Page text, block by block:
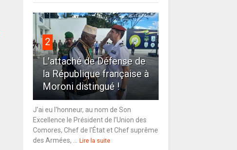
2
L'attaché de Défense de
la République française à
Moroni distingué !
J'ai eu l'honneur, au nom de Son
Excellence le Président de l'Union des
Comores, Chef de l'État et Chef suprême
des Armées, ...
Lire la suite